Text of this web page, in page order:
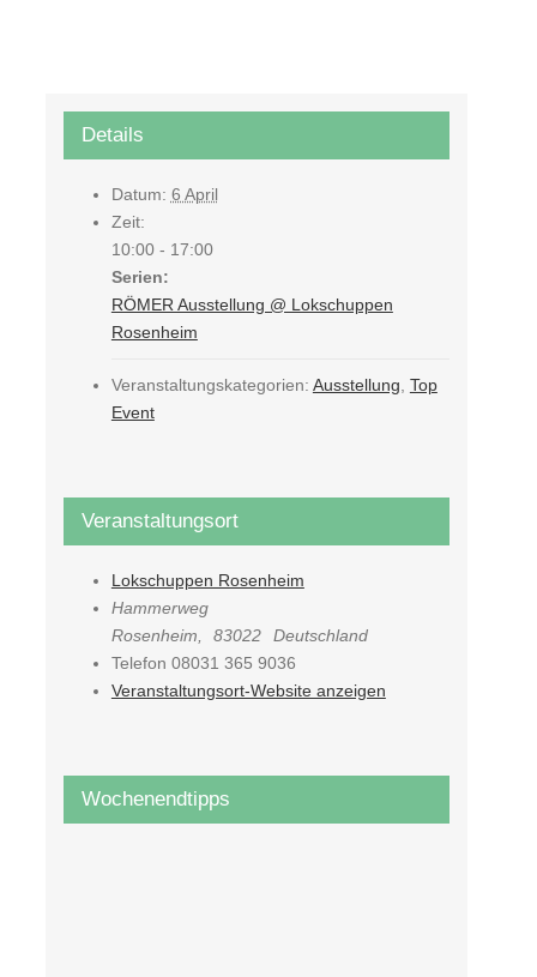
Details
Datum: 6 April
Zeit:
10:00 - 17:00
Serien:
RÖMER Ausstellung @ Lokschuppen
Rosenheim
Veranstaltungskategorien: Ausstellung Top
Event
Veranstaltungsort
Lokschuppen Rosenheim
Hammerweg
Rosenheim
83022
Deutschland
Telefon 08031 365 9036
Veranstaltungsort-Website anzeigen
Wochenendtipps